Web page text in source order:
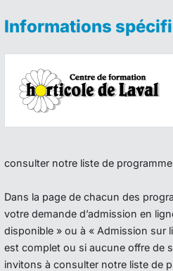
Informations
consulter notre liste de
Dans la page de chacun des
votre demande d’admission en
disponible » ou à « Admission sur
est complet ou si aucune offre de
invitons à consulter notre liste de